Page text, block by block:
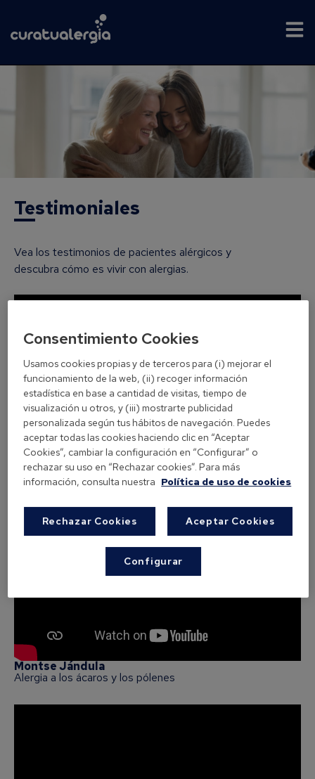
Testimoniales
Vea los testimonios de pacientes alérgicos y
descubra cómo es vivir con alergias.
Maria del Mar López
Alergia a los ácaros, plantas, árboles, perros y gatos
Montse Jándula
Alergia a los ácaros y los pólenes
Consentimiento Cookies
Usamos cookies propias y de terceros para (i) mejorar el
funcionamiento de la web, (ii) recoger información
estadística en base a cantidad de visitas, tiempo de
visualización u otros, y (iii) mostrarte publicidad
personalizada según tus hábitos de navegación. Puedes
aceptar todas las cookies haciendo clic en “Aceptar
Cookies”, cambiar la configuración en “Configurar” o
rechazar su uso en “Rechazar cookies”. Para más
información, consulta nuestra Política de uso de cookies
Rechazar Cookies Aceptar Cookies
Configurar